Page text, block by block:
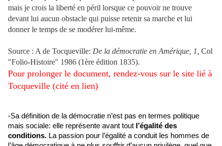
mais je crois la liberté en péril lorsque ce pouvoir ne trouve
devant lui aucun obstacle qui puisse retenir sa marche et lui
donner le temps de se modérer lui-même.
Source : A de Tocqueville: De la démocratie en Amérique, 1, Col
"Folio-Histoire" 1986 (1ère édition 1835).
Pour prolonger le document, rendez-vous sur le site lié à
Tocqueville (cité en lien)
-Sa définition de la démocratie n’est pas en termes politique
mais sociale: elle représente avant tout l’égalité des
conditions. La passion pour l’égalité a conduit les hommes de